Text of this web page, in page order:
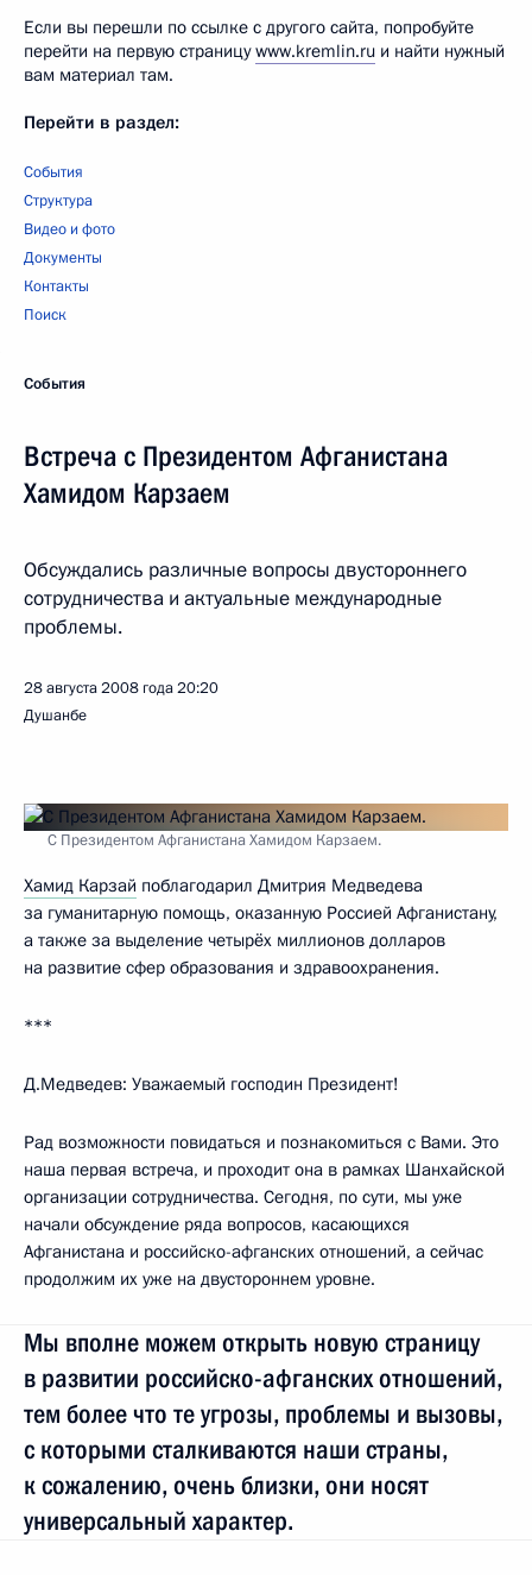
Если вы перешли по ссылке с другого сайта, попробуйте
перейти на первую страницуwww.kremlin.ru и найти нужный
вам материал там.
Перейти в раздел:
События
Структура
Видео и фото
Документы
Контакты
Поиск
События
Встреча с Президентом Афганистана
Хамидом Карзаем
Обсуждались различные вопросы двустороннего
сотрудничества и актуальные международные
проблемы.
28 августа 2008 года20:20
Душанбе
С Президентом Афганистана Хамидом Карзаем.
Хамид Карзай поблагодарил Дмитрия Медведева
за гуманитарную помощь, оказанную Россией Афганистану,
а также за выделение четырёх миллионов долларов
на развитие сфер образования и здравоохранения.
***
Д.Медведев: Уважаемый господин Президент!
Рад возможности повидаться и познакомиться с Вами. Это
наша первая встреча, и проходит она в рамках Шанхайской
организации сотрудничества. Сегодня, по сути, мы уже
начали обсуждение ряда вопросов, касающихся
Афганистана и российско-афганских отношений, а сейчас
продолжим их уже на двустороннем уровне.
Мы вполне можем открыть новую страницу
в развитии российско-афганских отношений,
тем более что те угрозы, проблемы и вызовы,
с которыми сталкиваются наши страны,
к сожалению, очень близки, они носят
универсальный характер.